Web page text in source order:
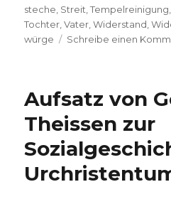
steche, Streit,Tempelreinigung
Tochter,Vater,Widerstand,
würge
Schreibe einen
Aufsatz von
Theissen zur